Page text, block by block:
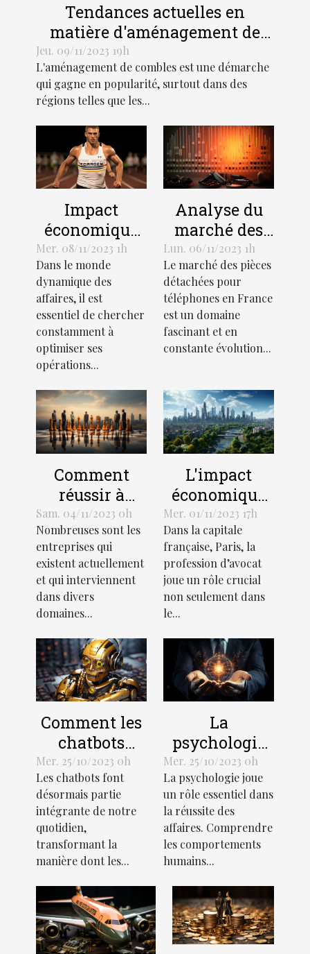
Tendances actuelles en
matière d'aménagement de
combles dans les régions
Hauts-de-France et Grand Est
Jeu. 09/11/2023 19h
L'aménagement de combles est une démarche
qui gagne en popularité, surtout dans des
régions telles que les...
Impact
économique
de
l'optimisation
des affaires
Mer. 08/11/2023 1h
Dans le monde
dynamique des
affaires, il est
essentiel de chercher
constamment à
optimiser ses
opérations...
Analyse du
marché des
pièces
détachées
pour
téléphones en
France
Lun. 06/11/2023 1h
Le marché des pièces
détachées pour
téléphones en France
est un domaine
fascinant et en
constante évolution...
Comment
réussir à
démarquer
votre
entreprise de
la
concurrence ?
Sam. 04/11/2023 0h
Nombreuses sont les
entreprises qui
existent actuellement
et qui interviennent
dans divers
domaines...
L'impact
économique
de la
profession
d'avocat à
Paris
Mer. 01/11/2023 17h
Dans la capitale
française, Paris, la
profession d’avocat
joue un rôle crucial
non seulement dans
le...
Comment les
chatbots
transforment-
ils
l'économie?
Mer. 25/10/2023 0h
Les chatbots font
désormais partie
intégrante de notre
quotidien,
transformant la
manière dont les...
La
psychologie
de l'efficacité
en affaires
Mer. 25/10/2023 0h
La psychologie joue
un rôle essentiel dans
la réussite des
affaires. Comprendre
les comportements
humains...